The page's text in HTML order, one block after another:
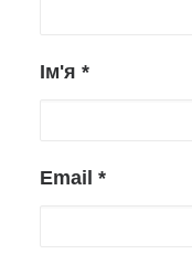
Ім'я *
Email *